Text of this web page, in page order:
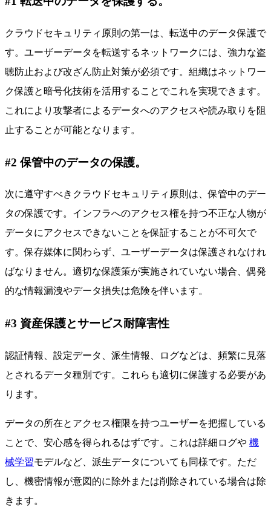
クラウドセキュリティ原則の第一は、転送中のデータ保護で
す。ユーザーデータを転送するネットワークには、強力な盗
聴防止および改ざん防止対策が必須です。組織はネットワー
ク保護と暗号化技術を活用することでこれを実現できます。
これにより攻撃者によるデータへのアクセスや読み取りを阻
止することが可能となります。
#2 保管中のデータの保護。
次に遵守すべきクラウドセキュリティ原則は、保管中のデー
タの保護です。インフラへのアクセス権を持つ不正な人物が
データにアクセスできないことを保証することが不可欠で
す。保存媒体に関わらず、ユーザーデータは保護されなけれ
ばなりません。適切な保護策が実施されていない場合、偶発
的な情報漏洩やデータ損失は危険を伴います。
#3 資産保護とサービス耐障害性
認証情報、設定データ、派生情報、ログなどは、頻繁に見落
とされるデータ種別です。これらも適切に保護する必要があ
ります。
データの所在とアクセス権限を持つユーザーを把握している
ことで、安心感を得られるはずです。これは詳細ログや 機
械学習モデルなど、派生データについても同様です。ただ
し、機密情報が意図的に除外または削除されている場合は除
きます。